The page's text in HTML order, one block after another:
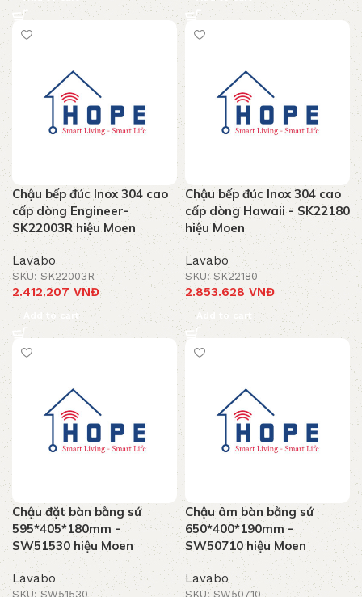
Chậu bếp đúc Inox 304 cao
cấp dòng Engineer-
SK22003R hiệu Moen
Lavabo
SKU: SK22003R
2.412.207 VNĐ
Add to cart
Chậu bếp đúc Inox 304 cao
cấp dòng Hawaii - SK22180
hiệu Moen
Lavabo
SKU: SK22180
2.853.628 VNĐ
Add to cart
Chậu đặt bàn bằng sứ
595*405*180mm -
SW51530 hiệu Moen
Lavabo
SKU: SW51530
Chậu âm bàn bằng sứ
650*400*190mm -
SW50710 hiệu Moen
Lavabo
SKU: SW50710